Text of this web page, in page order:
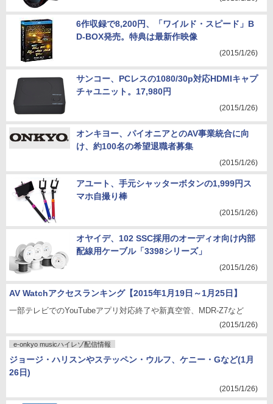
6作収録で8,200円、「ワイルド・スピード」B
D-BOX発売。特典は最新作映像
(2015/1/26)
サンコー、PCレスの1080/30p対応HDMIキャプ
チャユニット。17,980円
(2015/1/26)
オンキヨー、パイオニアとのAV事業統合に向
け、約100名の希望退職者募集
(2015/1/26)
アユート、手元シャッターボタンの1,999円ス
マホ自撮り棒
(2015/1/26)
オヤイデ、102 SSC採用のオーディオ向け内部
配線用ケーブル「3398シリーズ」
(2015/1/26)
AV Watchアクセスランキング【2015年1月19日～1月25日】
一部テレビでのYouTubeアプリ対応終了や新真空管、MDR-Z7など
(2015/1/26)
e-onkyo musicハイレゾ配信情報
ジョージ・ハリスンやステッペン・ウルフ、ケニー・Gなど(1月
26日)
(2015/1/26)